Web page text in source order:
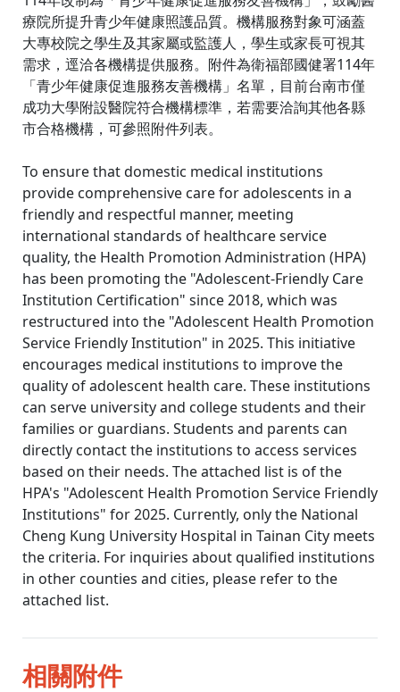
療院所提升青少年健康照護品質。機構服務對象可涵蓋
大專校院之學生及其家屬或監護人，學生或家長可視其
需求，逕洽各機構提供服務。附件為衛福部國健署114年
「青少年健康促進服務友善機構」名單，目前台南市僅
成功大學附設醫院符合機構標準，若需要洽詢其他各縣
市合格機構，可參照附件列表。
To ensure that domestic medical institutions
provide comprehensive care for adolescents in a
friendly and respectful manner, meeting
international standards of healthcare service
quality, the Health Promotion Administration (HPA)
has been promoting the "Adolescent-Friendly Care
Institution Certification" since 2018, which was
restructured into the "Adolescent Health Promotion
Service Friendly Institution" in 2025. This initiative
encourages medical institutions to improve the
quality of adolescent health care. These institutions
can serve university and college students and their
families or guardians. Students and parents can
directly contact the institutions to access services
based on their needs. The attached list is of the
HPA's "Adolescent Health Promotion Service Friendly
Institutions" for 2025. Currently, only the National
Cheng Kung University Hospital in Tainan City meets
the criteria. For inquiries about qualified institutions
in other counties and cities, please refer to the
attached list.
相關附件